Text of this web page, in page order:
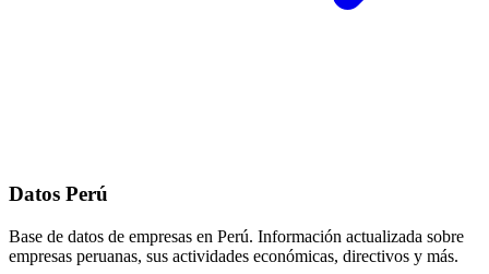
Datos Perú
Base de datos de empresas en Perú. Información actualizada sobre
empresas peruanas, sus actividades económicas, directivos y más.